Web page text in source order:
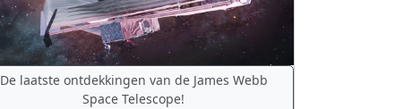
De laatste ontdekkingen van de James Webb
Space Telescope!